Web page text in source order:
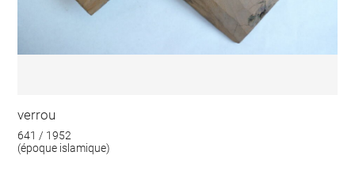
verrou
641 / 1952
(époque islamique)